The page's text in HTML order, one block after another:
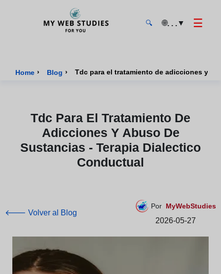
🔍 🌐. . .▼ ☰
Home › Blog › Tdc para el tratamiento de adicciones y
Tdc Para El Tratamiento De
Adicciones Y Abuso De
Sustancias - Terapia Dialectico
Conductual
🡐 Volver al Blog
Por MyWebStudies
2026-05-27